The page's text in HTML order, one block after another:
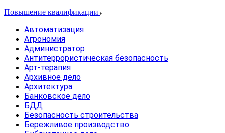
Повышение квалификации
Автоматизация
Агрономия
Администратор
Антитеррористическая безопасность
Арт-терапия
Архивное дело
Архитектура
Банковское дело
БДД
Безопасность строительства
Бережливое производство